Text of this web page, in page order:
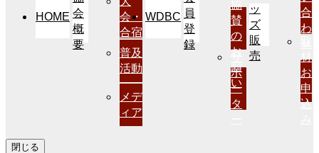
HOME 会
概
要
会・
合宿
普及
活動
メデ
ィア
WDBC 員
登
録
協
賛
の
お
願
い
ポ
ー
タ
ッ
ズ
販
売
合
わ
材
お
申
込
閉じる